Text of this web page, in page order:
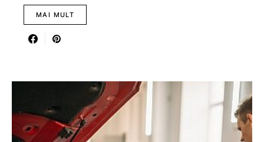
MAI MULT